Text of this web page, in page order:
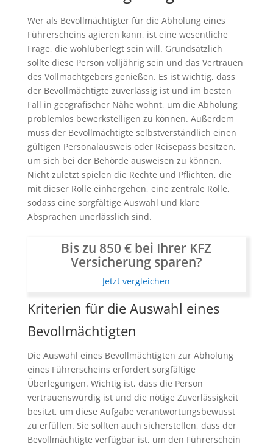
Wer als Bevollmächtigter für die Abholung eines
Führerscheins agieren kann, ist eine wesentliche
Frage, die wohlüberlegt sein will. Grundsätzlich
sollte diese Person volljährig sein und das Vertrauen
des Vollmachtgebers genießen. Es ist wichtig, dass
der Bevollmächtigte zuverlässig ist und im besten
Fall in geografischer Nähe wohnt, um die Abholung
problemlos bewerkstelligen zu können. Außerdem
muss der Bevollmächtigte selbstverständlich einen
gültigen Personalausweis oder Reisepass besitzen,
um sich bei der Behörde ausweisen zu können.
Nicht zuletzt spielen die Rechte und Pflichten, die
mit dieser Rolle einhergehen, eine zentrale Rolle,
sodass eine sorgfältige Auswahl und klare
Absprachen unerlässlich sind.
Bis zu 850 € bei Ihrer KFZ
Versicherung sparen?
Jetzt vergleichen
Kriterien für die Auswahl eines
Bevollmächtigten
Die Auswahl eines Bevollmächtigten zur Abholung
eines Führerscheins erfordert sorgfältige
Überlegungen. Wichtig ist, dass die Person
vertrauenswürdig ist und die nötige Zuverlässigkeit
besitzt, um diese Aufgabe verantwortungsbewusst
zu erfüllen. Sie sollten auch sicherstellen, dass der
Bevollmächtigte verfügbar ist, um den Führerschein